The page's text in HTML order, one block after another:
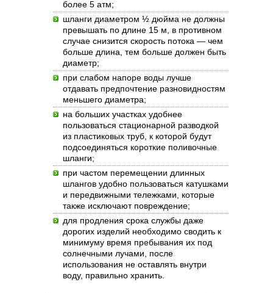
более 5 атм;
шланги диаметром ½ дюйма не должны
превышать по длине 15 м, в противном
случае снизится скорость потока — чем
больше длина, тем больше должен быть
диаметр;
при слабом напоре воды лучше
отдавать предпочтение разновидностям
меньшего диаметра;
на больших участках удобнее
пользоваться стационарной разводкой
из пластиковых труб, к которой будут
подсоединяться короткие поливочные
шланги;
при частом перемещении длинных
шлангов удобно пользоваться катушками
и передвижными тележками, которые
также исключают повреждение;
для продления срока службы даже
дорогих изделий необходимо сводить к
минимуму время пребывания их под
солнечными лучами, после
использования не оставлять внутри
воду, правильно хранить.